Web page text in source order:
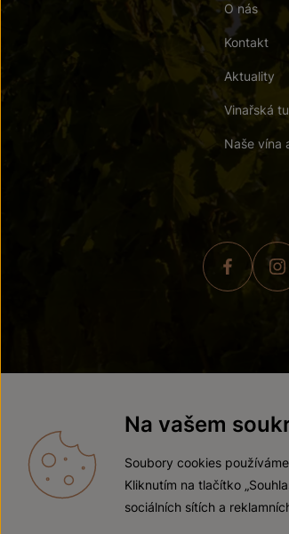
O nás
Kontakt
Aktuality
Vinařská
Naše vína
Na vašem
Soubory cookies
Kliknutím na tlačítko
sociálních sítích a